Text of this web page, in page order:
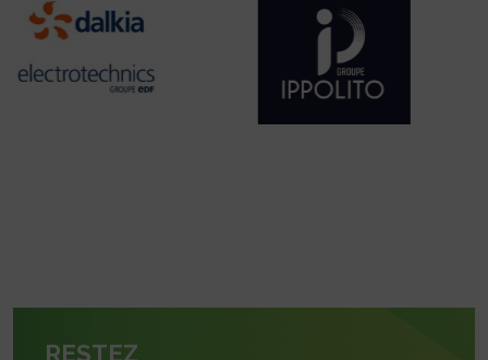
RESTEZ